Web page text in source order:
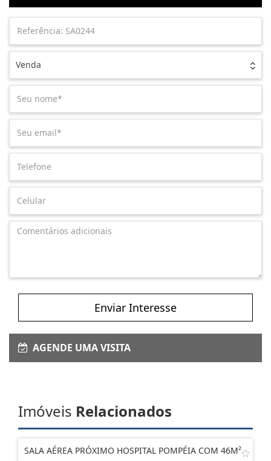
Venda
Enviar Interesse
AGENDE UMA VISITA
Imóveis Relacionados
SALA AÉREA PRÓXIMO HOSPITAL POMPÉIA COM 46M²